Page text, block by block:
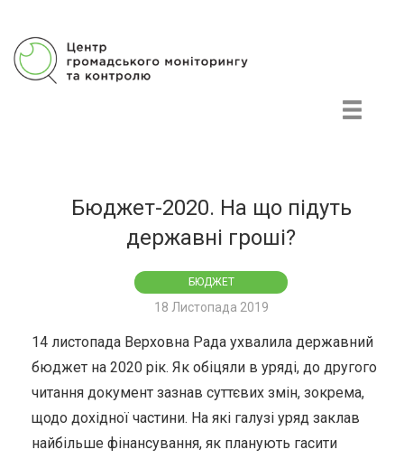
Бюджет-2020. На що підуть
державні гроші?
БЮДЖЕТ
18 Листопада 2019
14 листопада Верховна Рада ухвалила державний
бюджет на 2020 рік. Як обіцяли в уряді, до другого
читання документ зазнав суттєвих змін, зокрема,
щодо дохідної частини. На які галузі уряд заклав
найбільше фінансування, як планують гасити